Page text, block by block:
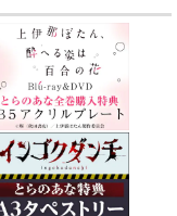
公王様のおしごと
C:設計室
700円（税込）
シャリア・ブル
アルテイシア